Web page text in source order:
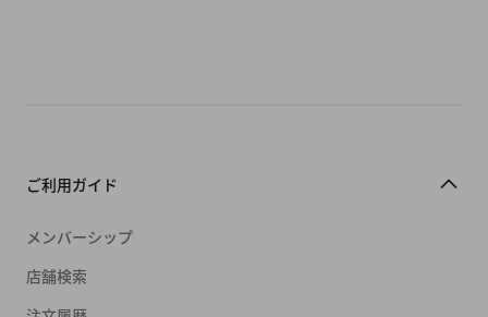
ご利用ガイド
メンバーシップ
店舗検索